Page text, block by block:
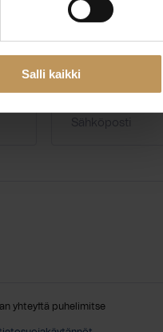
Salli kaikki
yhteyttä puhelimitse